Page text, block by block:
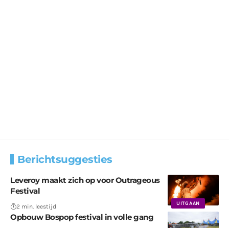
Berichtsuggesties
UITGAAN
Leveroy maakt zich op voor Outrageous
Festival
2 min. leestijd
Opbouw Bospop festival in volle gang